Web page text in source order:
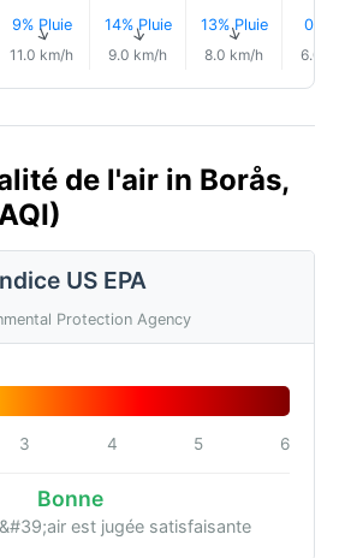
9% Pluie
↑
11.0 km/h
14% Pluie
↑
9.0 km/h
13% Pluie
↑
8.0 km/h
0.1
6.0
de l'air in Borås,
US EPA
Protection Agency
3 4 5 6
Bonne
est jugée satisfaisante